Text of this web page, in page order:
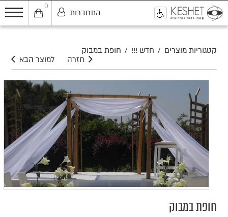
0
התחברות
קטגוריות מוצרים / חדש !!! / חופת במבוק
למוצר הבא
חזרה
חופת במבוק